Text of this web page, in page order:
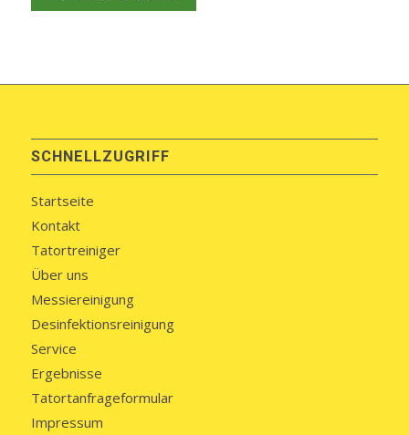
SCHNELLZUGRIFF
Startseite
Kontakt
Tatortreiniger
Über uns
Messiereinigung
Desinfektionsreinigung
Service
Ergebnisse
Tatortanfrageformular
Impressum